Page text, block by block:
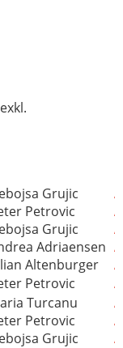
Grujic
Petrovic
Grujic
Adriaensen
Altenburger
Petrovic
Turcanu
Petrovic
Grujic